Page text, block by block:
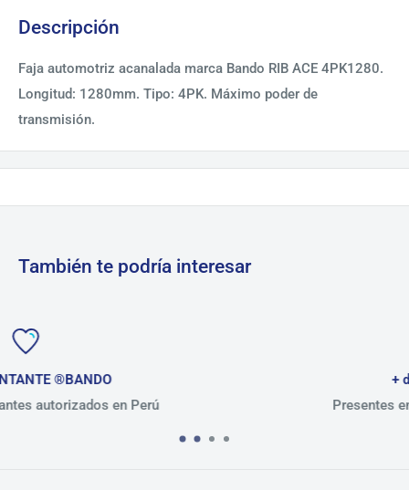
Descripción
Faja automotriz acanalada marca Bando RIB ACE 4PK1280.
Longitud: 1280mm. Tipo: 4PK. Máximo poder de
transmisión.
También te podría interesar
Presentes en el mercado peruano